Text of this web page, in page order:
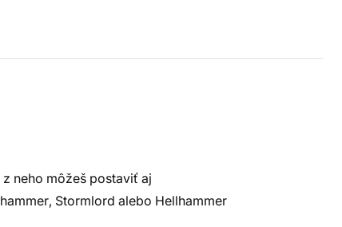
neho môžeš postaviť aj
Stormlord alebo Hellhammer